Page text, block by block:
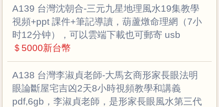
A139 台灣沈朝合-三元九星地理風水19集教學
視頻+ppt 課件+筆記導讀，葫蘆燉命理網（7小
时12分钟），可以雲端下載也可郵寄 usb
＄5000新台幣
A138 台灣李淑貞老師-大馬玄商形家長眼法明
眼論斷屋宅吉凶2天8小時視頻教學和講義
pdf,6gb，李淑貞老師，是形家長眼風水第三代